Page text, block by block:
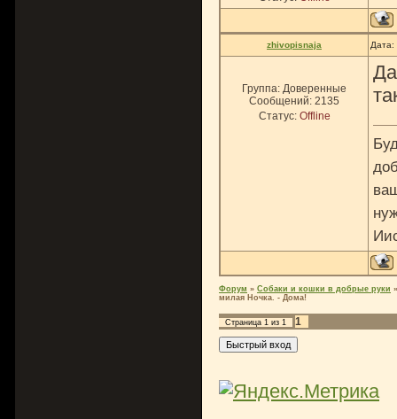
zhivopisnaja Дата:
Группа: Доверенные
Сообщений: 2135
Статус: Offline
Форум » Собаки и кошки в добрые руки »
милая Ночка. - Дома!
Страница 1 из 1 1